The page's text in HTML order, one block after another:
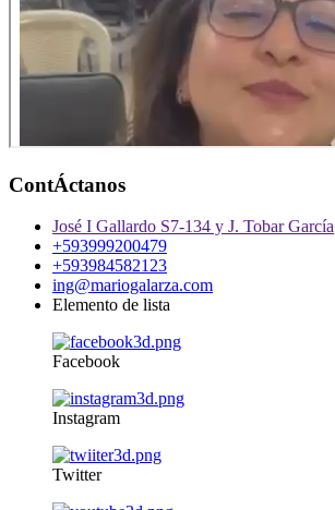
ContÁctanos
José I Gallardo S7-134 y J. Tobar García
+593999200479
+593984582123
ing@mariogalarza.com
Elemento de lista
Facebook
Instagram
Twitter